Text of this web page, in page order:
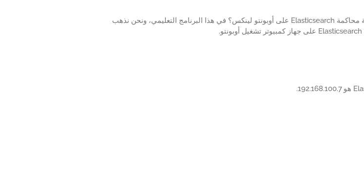
هل ترغب في تعلم كيفية تمكين رخصة محاكمة Elasticsearch على أوبونتو لينكس؟ في هذا البرنامج التعليمي، ونحن نذهب